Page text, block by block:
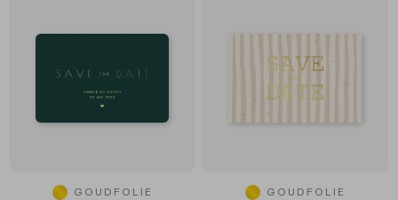
GOUDFOLIE GOUDFOLIE